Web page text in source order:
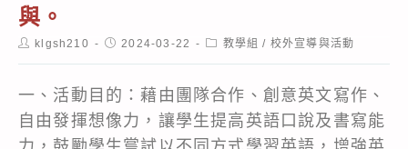
與。
Postklgsh210
Post2024-03-22
Post教學組 / 校外宣導與活動
一、活動目的：藉由團隊合作、創意英文寫作、
自由發揮想像力，讓學生提高英語口說及書寫能